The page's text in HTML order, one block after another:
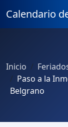
Calendario
Inicio
Paso a la
Belgrano